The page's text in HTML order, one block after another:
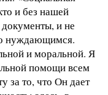
и без нашей
и не
нуждающимся.
и моральной. Я
помощи всем
за то, что Он дает